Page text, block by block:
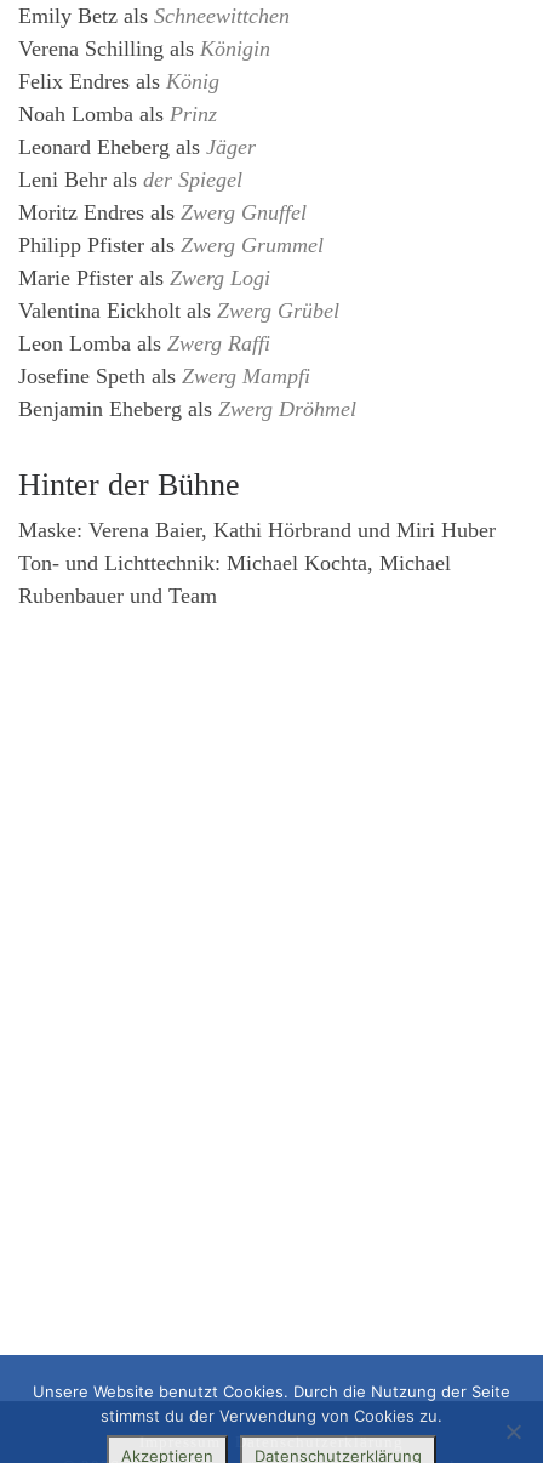
Emily Betz als Schneewittchen
Verena Schilling als Königin
Felix Endres als König
Noah Lomba als Prinz
Leonard Eheberg als Jäger
Leni Behr als der Spiegel
Moritz Endres als Zwerg Gnuffel
Philipp Pfister als Zwerg Grummel
Marie Pfister als Zwerg Logi
Valentina Eickholt als Zwerg Grübel
Leon Lomba als Zwerg Raffi
Josefine Speth als Zwerg Mampfi
Benjamin Eheberg als Zwerg Dröhmel
Hinter der Bühne
Maske: Verena Baier, Kathi Hörbrand und Miri Huber
Ton- und Lichttechnik: Michael Kochta, Michael
Rubenbauer und Team
Impressum|
Datenschutzerklärung
Unsere Website benutzt Cookies. Durch die Nutzung der Seite
stimmst du der Verwendung von Cookies zu.
Akzeptieren Datenschutzerklärung